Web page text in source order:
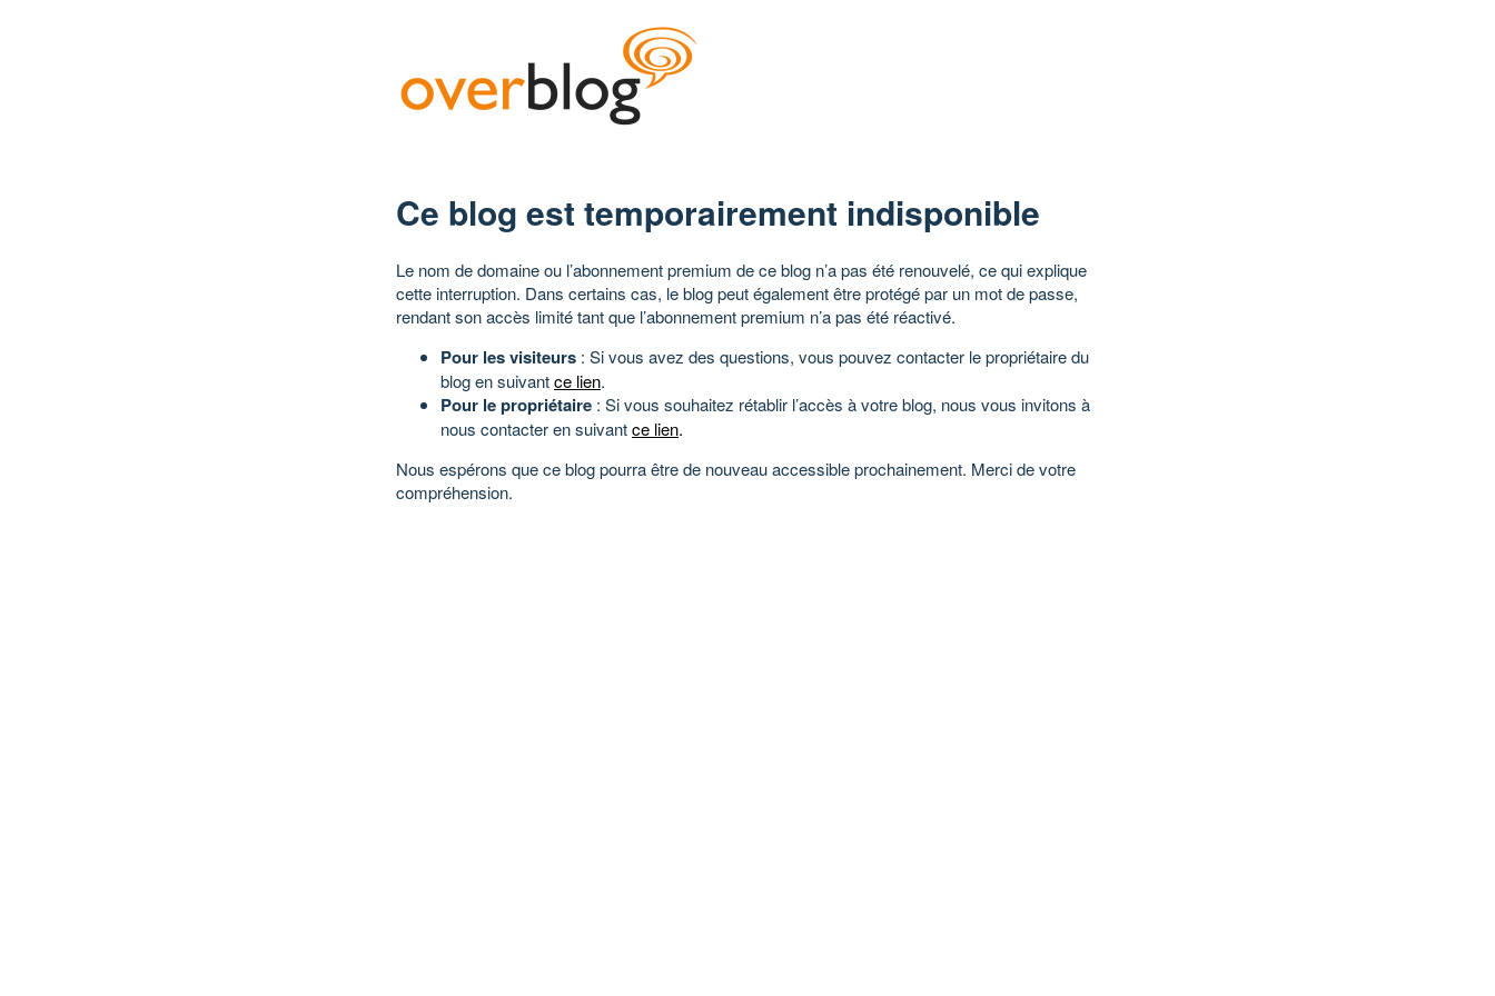
Ce blog est temporairement indisponible
Le nom de domaine ou l’abonnement premium de ce blog n’a pas été renouvelé, ce qui explique
cette interruption. Dans certains cas, le blog peut également être protégé par un mot de passe,
rendant son accès limité tant que l’abonnement premium n’a pas été réactivé.
Pour les visiteurs : Si vous avez des questions, vous pouvez contacter le propriétaire du
blog en suivantce lien.
Pour le propriétaire : Si vous souhaitez rétablir l’accès à votre blog, nous vous invitons à
nous contacter en suivantce lien.
Nous espérons que ce blog pourra être de nouveau accessible prochainement. Merci de votre
compréhension.